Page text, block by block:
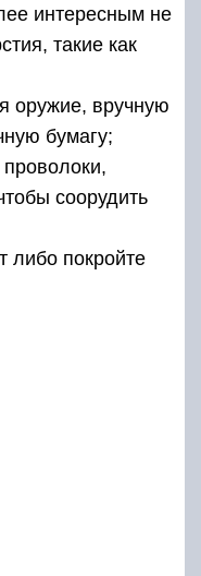
интересным не
такие как
оружие, вручную
бумагу;
соорудить
либо покройте